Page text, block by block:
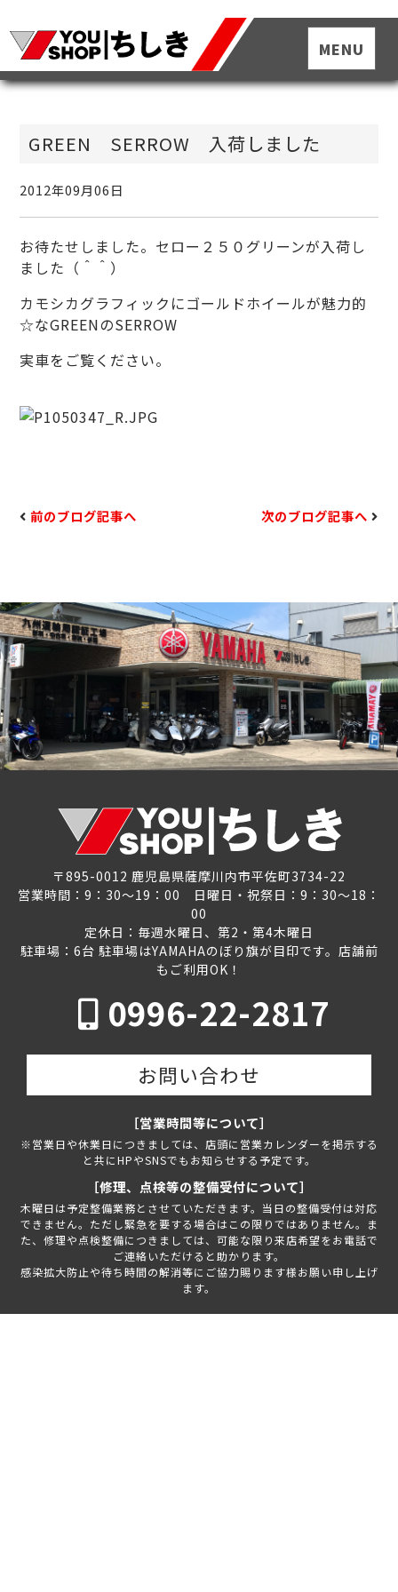
GREEN SERROW 入荷しました
2012年09月06日
お待たせしました。セロー２５０グリーンが入荷し
ました（＾＾）
カモシカグラフィックにゴールドホイールが魅力的
☆なGREENのSERROW
実車をご覧ください。
前のブログ記事へ 次のブログ記事へ
〒895-0012 鹿児島県薩摩川内市平佐町3734-22
営業時間：9：30～19：00 日曜日・祝祭日：9：30～18：
00
定休日：毎週水曜日、第2・第4木曜日
駐車場：6台 駐車場はYAMAHAのぼり旗が目印です。店舗前
もご利用OK！
0996-22-2817
お問い合わせ
［営業時間等について］
※営業日や休業日につきましては、店頭に営業カレンダーを掲示する
と共にHPやSNSでもお知らせする予定です。
［修理、点検等の整備受付について］
木曜日は予定整備業務とさせていただきます。当日の整備受付は対応
できません。ただし緊急を要する場合はこの限りではありません。ま
た、修理や点検整備につきましては、可能な限り来店希望をお電話で
ご連絡いただけると助かります。
感染拡大防止や待ち時間の解消等にご協力賜ります様お願い申し上げ
ます。